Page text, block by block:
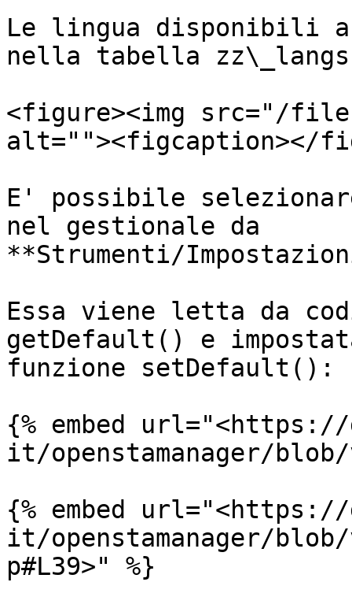
Le lingua disponibili
nella tabella
<figure><img src="/files/
alt=""><figcaption></
E' possibile
nel gestionale da
**Strumenti/
Essa viene letta da
getDefault() e
funzione setDefault():
{% embed url="<https://
it/openstamanager/
{% embed url="<https://
it/openstamanager/
p#L39>" %}